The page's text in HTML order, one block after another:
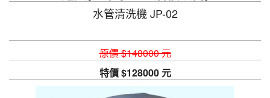
水管清洗機 JP-02
原價 $148000 元
特價 $128000 元